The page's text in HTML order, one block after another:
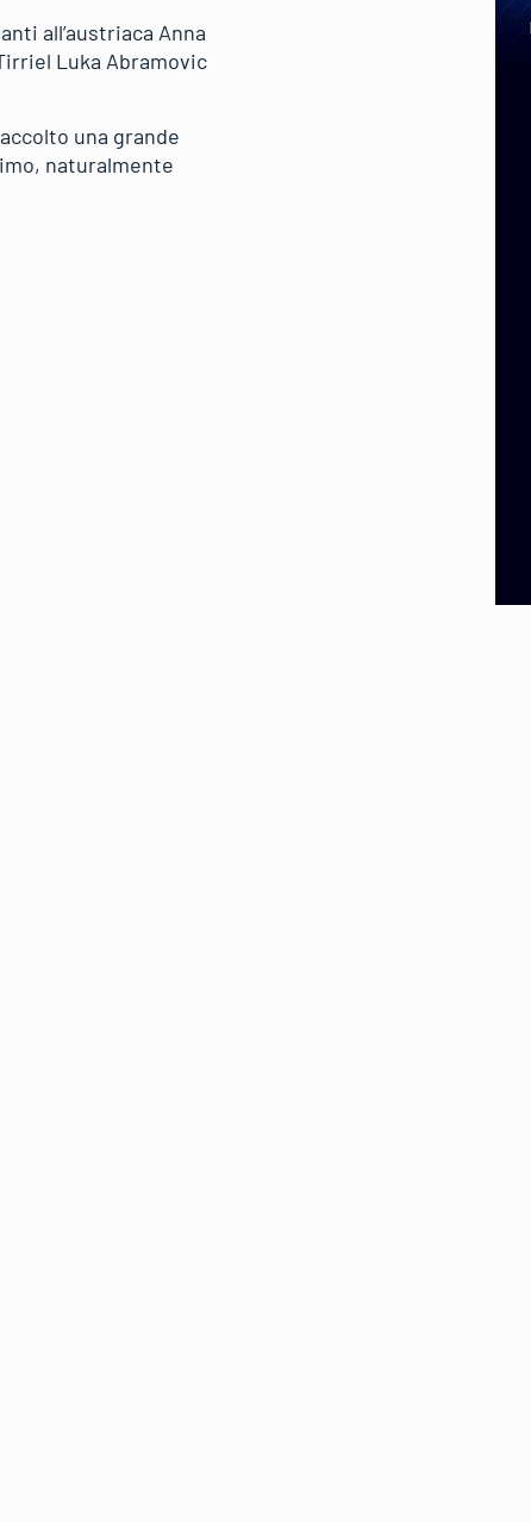
all’austriaca Anna
Luka Abramovic
una grande
naturalmente